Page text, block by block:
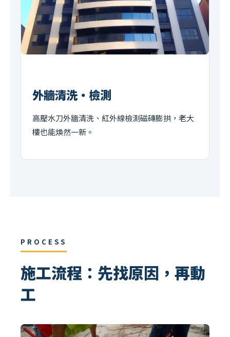
外牆清洗・檢測
高壓水刀外牆清洗、紅外線檢測磁磚膨拱，老大
樓也能煥然一新。
PROCESS
施工流程：先找原因，再動
工